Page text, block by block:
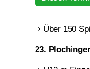
Über 150
23.